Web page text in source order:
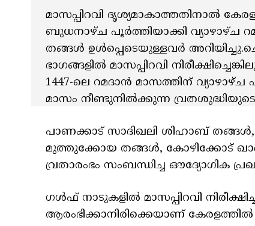
മാസപ്പിറവി ദൃശ്യമാകാത്തതിനാല്‍
ബുധനാഴ്ച പൂർത്തിയാക്കി വ്യാഴാഴ്ച
തങ്ങള്‍ ഉള്‍പ്പെടെയുള്ളവർ
ഭാഗങ്ങളില്‍ മാസപ്പിറവി
1447-ലെ റമദാൻ മാസത്തിന്
മാസം നീണ്ടുനില്‍ക്കുന്ന
പാണക്കാട് സാദിഖലി ശിഹാബ്
മുത്തുക്കോയ തങ്ങള്‍, കോഴിക്കോട്
വ്രതാരംഭം സംബന്ധിച്ച ഔദ്യോഗിക
ഗള്‍ഫ് നാടുകളില്‍ മാസപ്പിറവി
ആരംഭിക്കാനിരിക്കെയാണ്